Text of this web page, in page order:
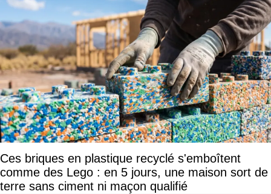
Ces briques en plastique recyclé s'emboîtent
comme des Lego : en 5 jours, une maison sort de
terre sans ciment ni maçon qualifié